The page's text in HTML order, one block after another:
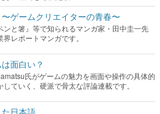
面白い？
氏がゲームの魅力を画面や操作の具体的
ていく、硬派で骨太な評論連載です。
日本語
」「ラスボス」… ゲームにまつわる言葉の起
コンピューター文化史研究家・タイニーP氏